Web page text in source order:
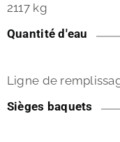
2117 kg
Quantité d'eau
Ligne de
Sièges baquets